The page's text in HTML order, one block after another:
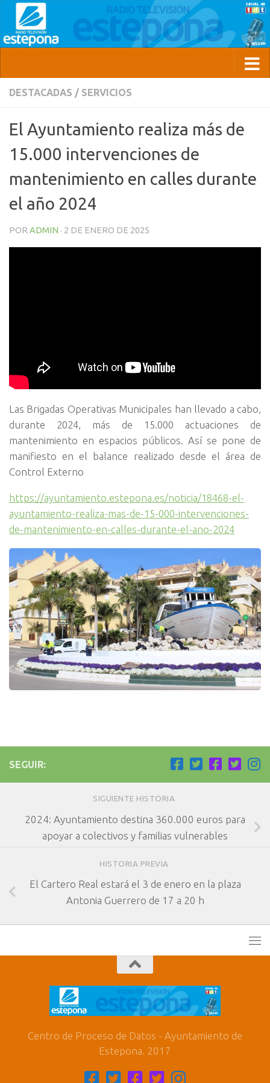
DESTACADAS / SERVICIOS
El Ayuntamiento realiza más de
15.000 intervenciones de
mantenimiento en calles durante
el año 2024
POR ADMIN · 2 DE ENERO DE 2025
Las Brigadas Operativas Municipales han llevado a cabo,
durante 2024, más de 15.000 actuaciones de
mantenimiento en espacios públicos. Así se pone de
manifiesto en el balance realizado desde el área de
Control Externo
https://ayuntamiento.estepona.es/noticia/18468-el-
ayuntamiento-realiza-mas-de-15-000-intervenciones-
de-mantenimiento-en-calles-durante-el-ano-2024
SEGUIR:
SIGUIENTE HISTORIA
2024: Ayuntamiento destina 360.000 euros para
apoyar a colectivos y familias vulnerables
HISTORIA PREVIA
El Cartero Real estará el 3 de enero en la plaza
Antonia Guerrero de 17 a 20 h
Centro de Proceso de Datos - Ayuntamiento de
Estepona. 2017